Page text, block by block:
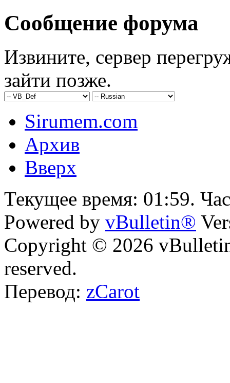
Сообщение форума
Извините, сервер
зайти позже.
Sirumem.com
Архив
Вверх
Текущее время: 01:59.
Powered by vBulletin®
Copyright © 2026
reserved.
Перевод: zCarot